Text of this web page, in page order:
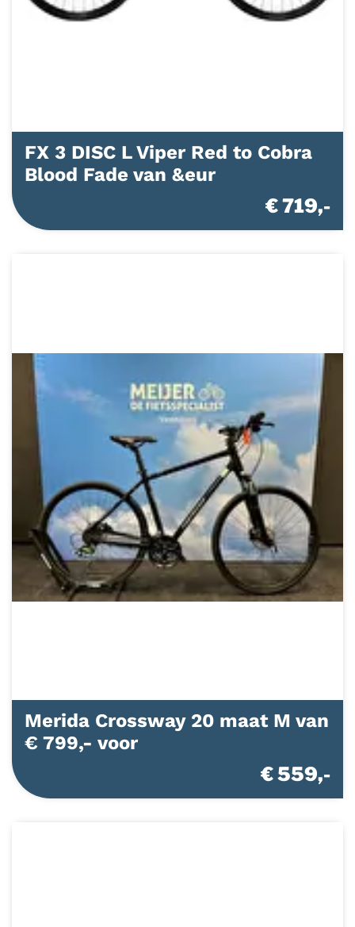
FX 3 DISC L Viper Red to Cobra
Blood Fade van &eur
€ 719,-
Merida Crossway 20 maat M van
€ 799,- voor
€ 559,-